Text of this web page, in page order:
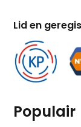
Lid en
Populair